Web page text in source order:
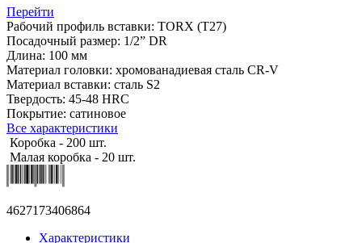
Перейти
Рабочий профиль вставки: TORX (T27)
Посадочный размер: 1/2” DR
Длина: 100 мм
Материал головки: хромованадиевая сталь CR-V
Материал вставки: сталь S2
Твердость: 45-48 HRC
Покрытие: сатиновое
Все характеристики
Коробка - 200 шт.
Малая коробка - 20 шт.
4627173406864
Характеристики